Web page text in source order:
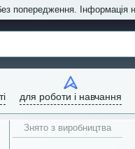
попередження.
для роботи і навчання
Знято з виробництва